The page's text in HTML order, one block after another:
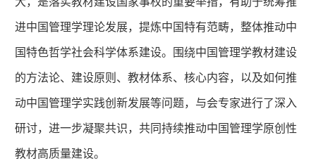
进中国管理学理论发展，提炼中国特有范畴，整体推动中
国特色哲学社会科学体系建设。围绕中国管理学教材建设
的方法论、建设原则、教材体系、核心内容，以及如何推
动中国管理学实践创新发展等问题，与会专家进行了深入
研讨，进一步凝聚共识，共同持续推动中国管理学原创性
教材高质量建设。